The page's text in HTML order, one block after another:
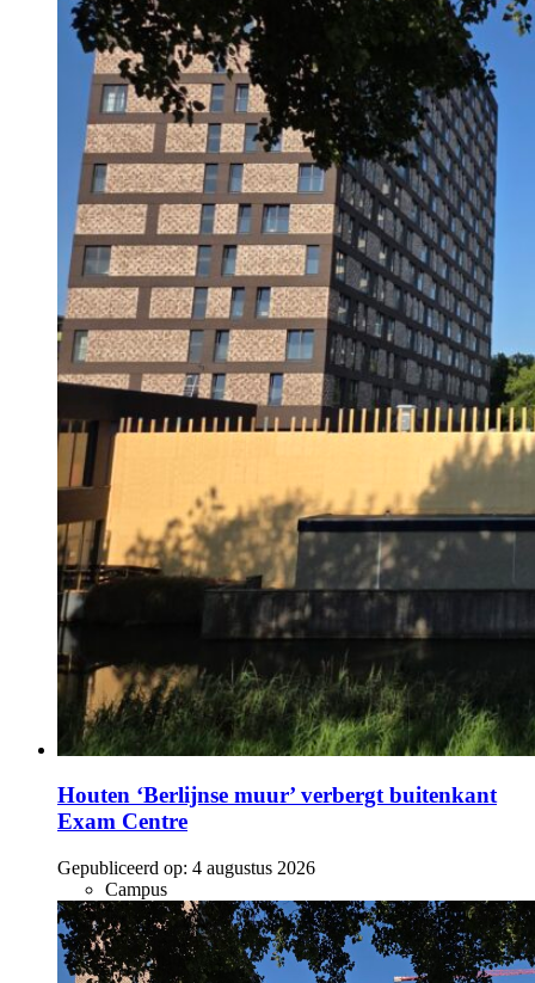
Houten ‘Berlijnse muur’ verbergt buitenkant
Exam Centre
Gepubliceerd op: 4 augustus 2026
Campus